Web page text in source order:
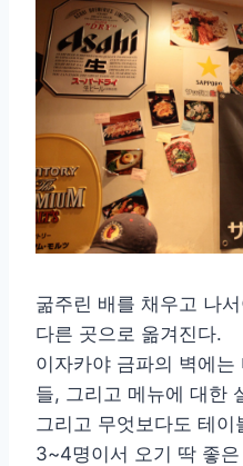
굶주린 배를 채우고 나
다른 곳으로 옮겨진다.
이자카야 금파의 벽에
들, 그리고 메뉴에 대한
그리고 무엇보다도 테
3~4명이서 오기 딱 좋